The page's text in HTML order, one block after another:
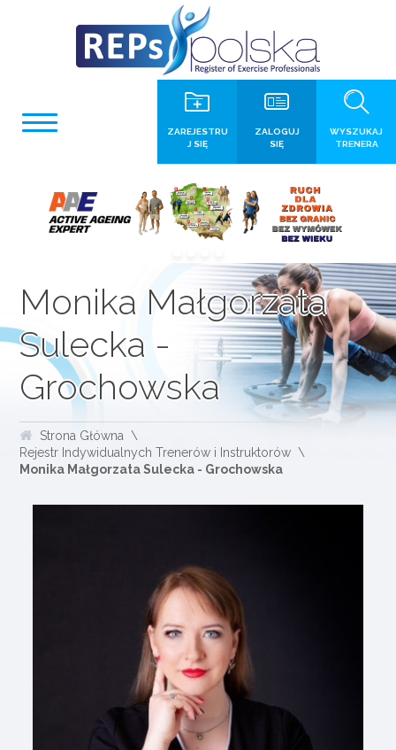
WYSZUKAJ
TRENERA
ZALOGUJ
SIĘ
ZAREJESTRU
J SIĘ
Monika Małgorzata
Sulecka -
Grochowska
Strona Główna
Rejestr Indywidualnych Trenerów i Instruktorów
Monika Małgorzata Sulecka - Grochowska